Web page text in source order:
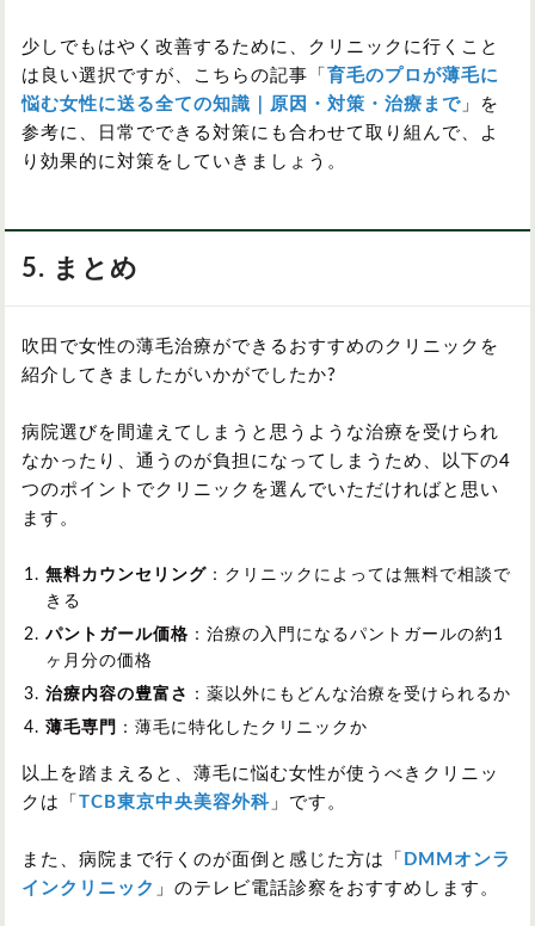
少しでもはやく改善するために、クリニックに行くこと
は良い選択ですが、こちらの記事「 育毛のプロが薄毛に
悩む女性に送る全ての知識｜原因・対策・治療まで 」を
参考に、日常でできる対策にも合わせて取り組んで、よ
り効果的に対策をしていきましょう。
5. まとめ
吹田で女性の薄毛治療ができるおすすめのクリニックを
紹介してきましたがいかがでしたか?
病院選びを間違えてしまうと思うような治療を受けられ
なかったり、通うのが負担になってしまうため、以下の4
つのポイントでクリニックを選んでいただければと思い
ます。
無料カウンセリング ：クリニックによっては無料で相談で
きる
パントガール価格 ：治療の入門になるパントガールの約1
ヶ月分の価格
治療内容の豊富さ
：薬以外にもどんな治療を受けられるか
薄毛専門
：薄毛に特化したクリニックか
以上を踏まえると、薄毛に悩む女性が使うべきクリニッ
クは「 TCB東京中央美容外科 」です。
また、病院まで行くのが面倒と感じた方は「 DMMオンラ
インクリニック 」のテレビ電話診察をおすすめします。